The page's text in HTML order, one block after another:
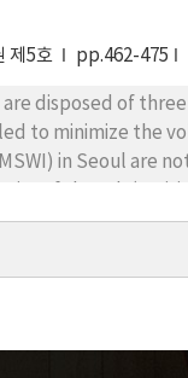
험하여 평가하였으며
재활용기준을 만족하
제5호 pp.462-475
are disposed of
to minimize the
in Seoul are
be pretreated
CO2 aging)
decrease.
and we find the